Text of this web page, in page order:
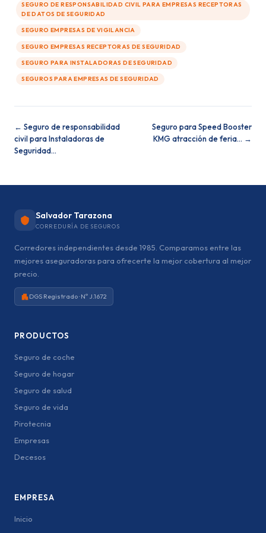
SEGURO DE RESPONSABILIDAD CIVIL PARA EMPRESAS RECEPTORAS
DE DATOS DE SEGURIDAD
SEGURO EMPRESAS DE VIGILANCIA
SEGURO EMPRESAS RECEPTORAS DE SEGURIDAD
SEGURO PARA INSTALADORAS DE SEGURIDAD
SEGUROS PARA EMPRESAS DE SEGURIDAD
← Seguro de responsabilidad
civil para Instaladoras de
Seguridad…
Seguro para Speed Booster
KMG atracción de feria… →
Salvador Tarazona
CORREDURÍA DE SEGUROS
Corredores independientes desde 1985. Comparamos entre las
mejores aseguradoras para ofrecerte la mejor cobertura al mejor
precio.
DGS Registrado · Nº J.1672
PRODUCTOS
Seguro de coche
Seguro de hogar
Seguro de salud
Seguro de vida
Pirotecnia
Empresas
Decesos
EMPRESA
Inicio